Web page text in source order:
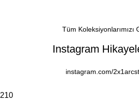
Tüm Koleksiyonlarımızı
Instagram
instagram.com/
210